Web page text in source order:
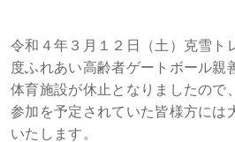
令和４年３月１２日（土）克雪ト
度ふれあい高齢者ゲートボール
体育施設が休止となりましたので
参加を予定されていた皆様方には
いたします。